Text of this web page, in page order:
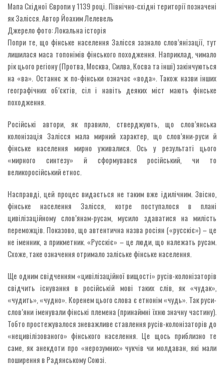
Мапа Східної Європи у 1139 році. Північно-східні території позначені
як Залісся. Автор Йоахим Лелевель
Джерело фото: Локальна історія
Попри те, що фінське населення Залісся зазнало слов’янізації, тут
лишилася маса топонімів фінського походження. Наприклад, чимало
рік цього регіону (Протва, Москва, Силва, Косва та інші) закінчуються
на «ва». Останнє ж по-фінськи означає «вода». Також назви інших
географічних об’єктів, сіл і навіть деяких міст мають фінське
походження.
Російські автори, як правило, стверджують, що слов’янська
колонізація Залісся мала мирний характер, що слов’яни-руси й
фінське населення мирно уживалися. Ось у результаті цього
«мирного синтезу» й сформувався російський, чи то
великоросійський етнос.
Насправді, цей процес видається не таким вже ідилічним. Звісно,
фінське населення Залісся, котре поступалося в плані
цивілізаційному слов’янам-русам, мусило здаватися на милість
переможців. Показово, що автентична назва росіян («русскіє») – це
не іменник, а прикметник. «Русскіє» – це люди, що належать русам.
Схоже, таке означення отримало заліське фінське населення.
Ще одним свідченням «цивілізаційної вищості» русів-колонізаторів
свідчить існування в російській мові таких слів, як «чудак»,
«чудить», «чудно». Коренем цього слова є етнонім «чудь». Так руси-
слов’яни іменували фінські племена (принаймні їхню значну частину).
Тобто простежувалося зневажливе ставлення русів-колонізаторів до
«нецивілізованого» фінського населення. Це щось приблизно те
саме, як анекдоти про «нерозумних» чукчів чи молдаван, які мали
поширення в Радянському Союзі.